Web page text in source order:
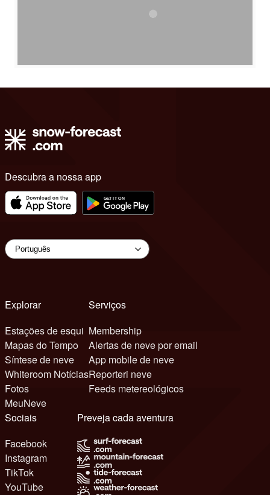
Descubra a nossa app
Explorar
Estações de esqui
Mapas do Tempo
Síntese de neve
Whiteroom Notícias
Fotos
MeuNeve
Serviços
Membership
Alertas de neve por email
App mobile de neve
Reporteri neve
Feeds metereológicos
Sociais
Facebook
Instagram
TikTok
YouTube
Preveja cada aventura